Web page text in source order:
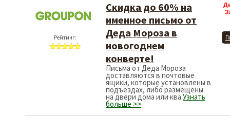
Рейтинг:
Скидка до 60% на
именное письмо от
Деда Мороза в
новогоднем
конверте!
Письма от Деда Мороза
доставляются в почтовые
ящики, которые установлены в
подъездах, либо размещены
на двери дома или ква Узнать
больше >>